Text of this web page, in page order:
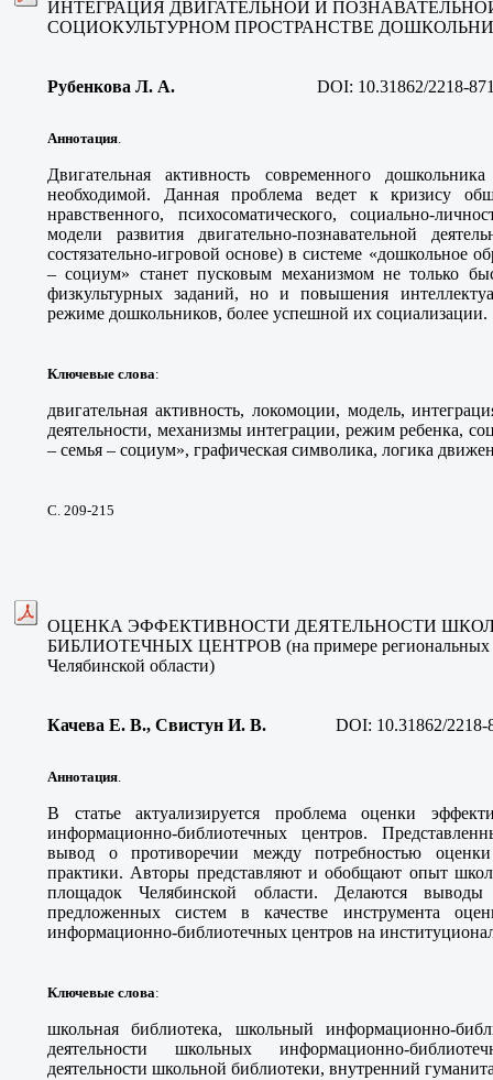
ИНТЕГРАЦИЯ ДВИГАТЕЛЬНОЙ И
СОЦИОКУЛЬТУРНОМ ПРОСТРАНСТВЕ
Рубенкова Л. А. DOI: 10.31862/2218-
Аннотация.
Двигательная активность современного
необходимой. Данная проблема ведет к кризису
нравственного, психосоматического, социально-
модели развития двигательно-познавательной
состязательно-игровой основе) в системе «дошкольное
– социум» станет пусковым механизмом не только
физкультурных заданий, но и повышения
режиме дошкольников, более успешной их социализации.
Ключевые слова:
двигательная активность, локомоции, модель,
деятельности, механизмы интеграции, режим ребенка,
– семья – социум», графическая символика, логика
С. 209-215
ОЦЕНКА ЭФФЕКТИВНОСТИ ДЕЯТЕЛЬНОСТИ
БИБЛИОТЕЧНЫХ ЦЕНТРОВ (на примере
Челябинской области)
Качева Е. В., Свистун И. В. DOI: 10.31862/
Аннотация.
В статье актуализируется проблема оценки
информационно-библиотечных центров.
вывод о противоречии между потребностью
практики. Авторы представляют и обобщают опыт
площадок Челябинской области. Делаются выводы
предложенных систем в качестве инструмента
информационно-библиотечных центров на
Ключевые слова:
школьная библиотека, школьный информационно-
деятельности школьных информационно-
деятельности школьной библиотеки, внутренний